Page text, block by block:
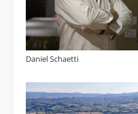
Daniel Schaetti